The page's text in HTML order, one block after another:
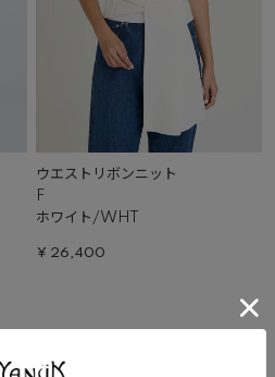
ウエストリボンニット
F
ホワイト/WHT
¥ 26,400